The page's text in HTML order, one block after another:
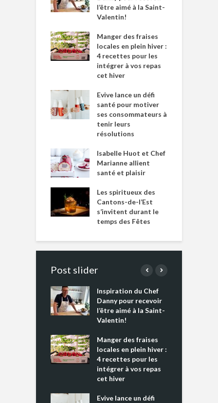
l’être aimé à la Saint-
Valentin!
Manger des fraises
locales en plein hiver :
4 recettes pour les
intégrer à vos repas
cet hiver
Evive lance un défi
santé pour motiver
ses consommateurs à
tenir leurs
résolutions
Isabelle Huot et Chef
Marianne allient
santé et plaisir
Les spiritueux des
Cantons-de-l’Est
s’invitent durant le
temps des Fêtes
Post slider
Inspiration du Chef
Danny pour recevoir
l’être aimé à la Saint-
Valentin!
Manger des fraises
locales en plein hiver :
4 recettes pour les
intégrer à vos repas
cet hiver
Evive lance un défi